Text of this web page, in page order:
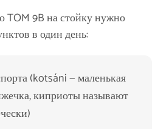
TOM 9B на стойку нужно
в один день:
(kotsáni — маленькая
киприоты называют